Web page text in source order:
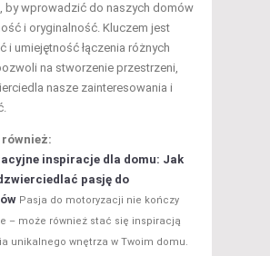
by wprowadzić do naszych domów
i oryginalność. Kluczem jest
i umiejętność łączenia różnych
na stworzenie przestrzeni,
nasze zainteresowania i
również:
inspiracje dla domu: Jak
pasję do
Pasja do motoryzacji nie kończy
– może również stać się inspiracją
unikalnego wnętrza w Twoim domu.